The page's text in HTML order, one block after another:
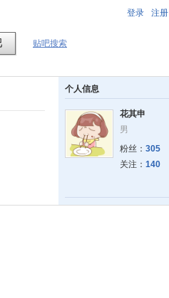
登录 注册
贴吧搜索
个人信息
花其申
男
粉丝： 305
关注： 140